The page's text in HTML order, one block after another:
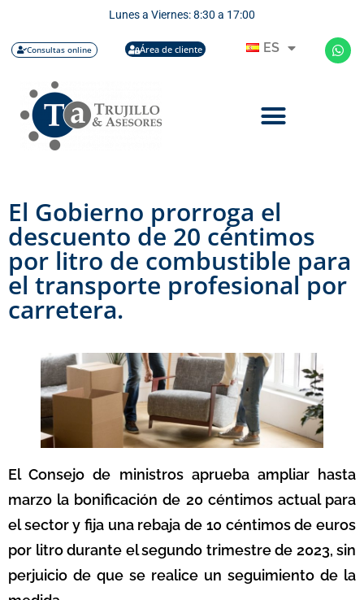
Lunes a Viernes: 8:30 a 17:00
Consultas online Área de cliente ES
El Gobierno prorroga el
descuento de 20 céntimos
por litro de combustible para
el transporte profesional por
carretera.
El Consejo de ministros aprueba ampliar hasta
marzo la bonificación de 20 céntimos actual para
el sector y fija una rebaja de 10 céntimos de euros
por litro durante el segundo trimestre de 2023, sin
perjuicio de que se realice un seguimiento de la